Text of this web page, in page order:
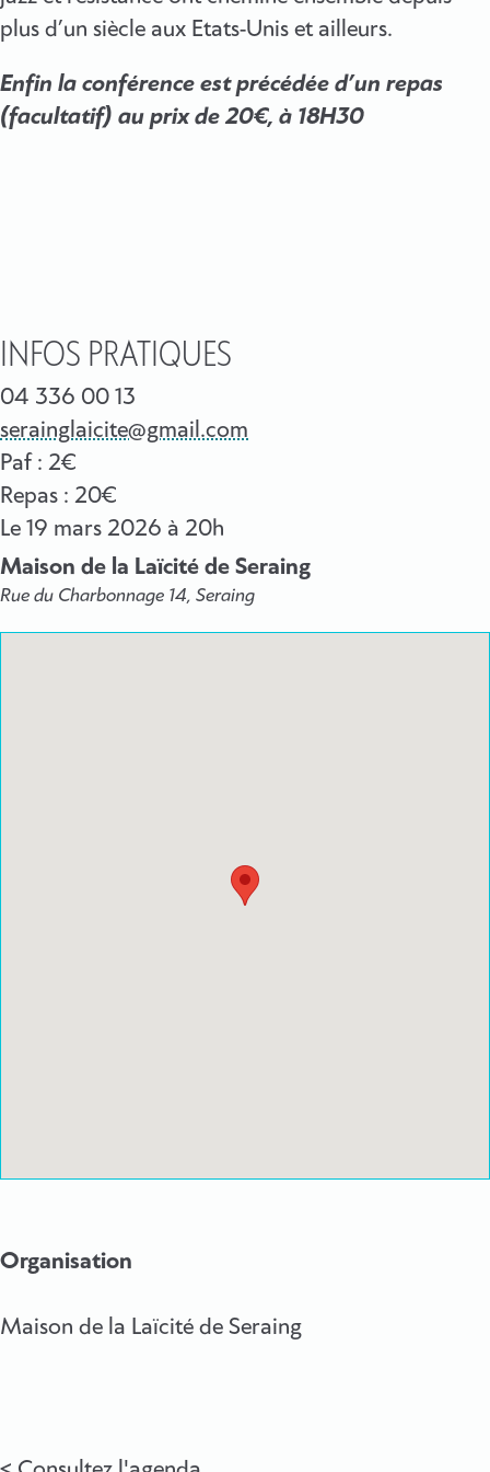
plus d’un siècle aux Etats-Unis et ailleurs.
Enfin la conférence est précédée d’un repas
(facultatif) au prix de 20€, à 18H30
INFOS PRATIQUES
04 336 00 13
serainglaicite@gmail.com
Paf : 2€
Repas : 20€
Le 19 mars 2026 à 20h
Maison de la Laïcité de Seraing
Rue du Charbonnage 14, Seraing
Organisation
Maison de la Laïcité de Seraing